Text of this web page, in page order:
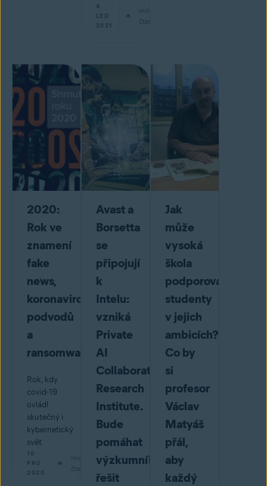
4
LED
2021
min
čtení
2020:
Rok ve
znamení
fake
news,
koronavirových
podvodů
a
ransomwaru
Rok, kdy
covid-19
ovládl
skutečný i
kybernetický
svět
10
PRO
2020
min
čtení
Avast a
Borsetta
se
připojují
k
Intelu:
vzniká
Private
AI
Collaborative
Research
Institute.
Bude
pomáhat
výzkumníkům
řešit
Jak
může
vysoká
škola
podporovat
studenty
v jejich
ambicích?
Co by
si
profesor
Václav
Matyáš
přál,
aby
každý